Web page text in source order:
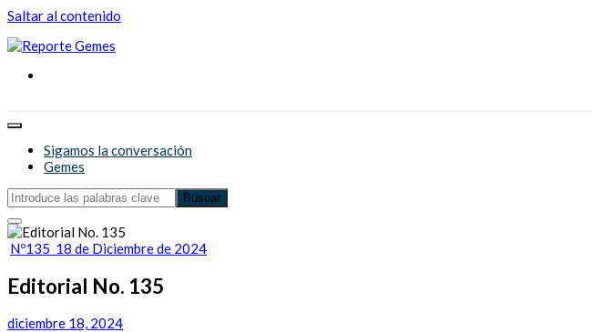
Saltar al contenido
Reporte Gemes
Sigamos la conversación
Gemes
Nº135_18 de Diciembre de 2024
Editorial No. 135
diciembre 18, 2024